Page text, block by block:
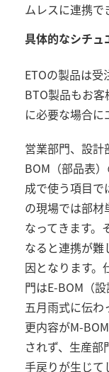
ムレスに連携で
具体的なシチュ
ETOの製品は受
BTO製品もお
に必要な場合に
営業部門、設計
BOM （部品表
成で使う項目
の現場では部材
なってきます。
なると連携が
因となります。
門はE-BOM （
五月雨式に伝わ
更内容がM-BOM
されず、生産
手戻りが生じて